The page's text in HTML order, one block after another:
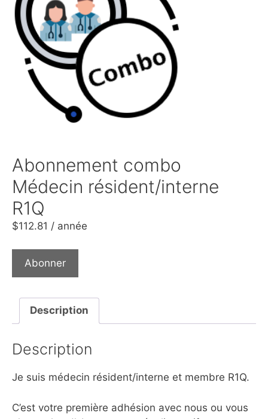
Abonnement combo
Médecin résident/interne
R1Q
$112.81 / année
Abonner
Description
Description
Je suis médecin résident/interne et membre R1Q.
C’est votre première adhésion avec nous ou vous